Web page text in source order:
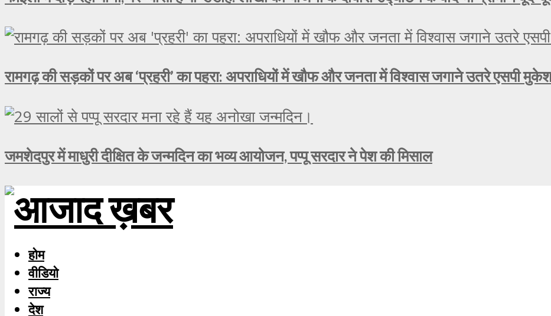
रामगढ़ की सड़कों पर अब ‘प्रहरी’ का पहरा: अपराधियों में खौफ और जनता में विश्वास जगाने उतरे एसपी
जमशेदपुर में माधुरी दीक्षित के जन्मदिन का भव्य आयोजन, पप्पू सरदार ने पेश की मिसाल
होम
वीडियो
राज्य
देश